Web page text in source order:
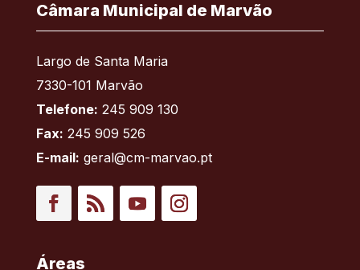
Câmara Municipal de Marvão
Largo de Santa Maria
7330-101 Marvão
Telefone: 245 909 130
Fax: 245 909 526
E-mail: geral@cm-marvao.pt
Áreas